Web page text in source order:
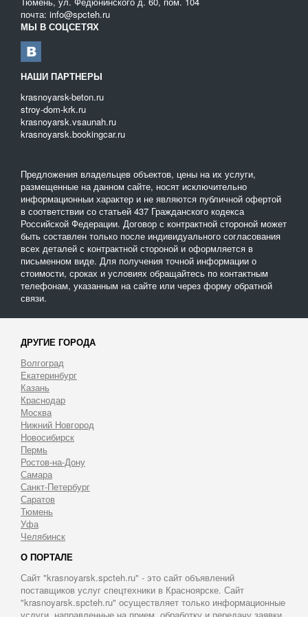
почта: info@spcteh.ru
МЫ В СОЦСЕТЯХ
НАШИ ПАРТНЕРЫ
krasnoyarsk-beton.ru
stroy-dom-krk.ru
krasnoyarsk.vsaunah.ru
krasnoyarsk.bookingcar.ru
Предложения владельцев объектов, цены на их услуги,
размещенные на данном сайте, носят исключительно
информационныи характер и не являются публичной офертой
в соответствии со статьей 437 Гражданского кодекса
Российской Федерации. Договор с контрактной стороной может
быть составлен только после индивидуального согласования
всех деталей с контрактной стороной и оформляется в
письменном виде. Для получения точной информации о
стоимости, сроках и условиях обращайтесь по контактным
телефонам, указанным на сайте или через форму обратной
связи.
ДРУГИЕ ГОРОДА
Волгоград
Екатеринбург
Казань
Краснодар
Москва
Нижний Новгород
Новосибирск
Пермь
Ростов-на-Дону
Самара
Санкт-Петербург
Саратов
Тюмень
Уфа
Челябинск
О ПОРТАЛЕ
Сайт "krasnoyarsk.spcteh.ru" - это сайт объявлений
поставщиков услуг спецтехники в Красноярске. Сайт
"krasnoyarsk.spcteh.ru" осуществляет только информационные